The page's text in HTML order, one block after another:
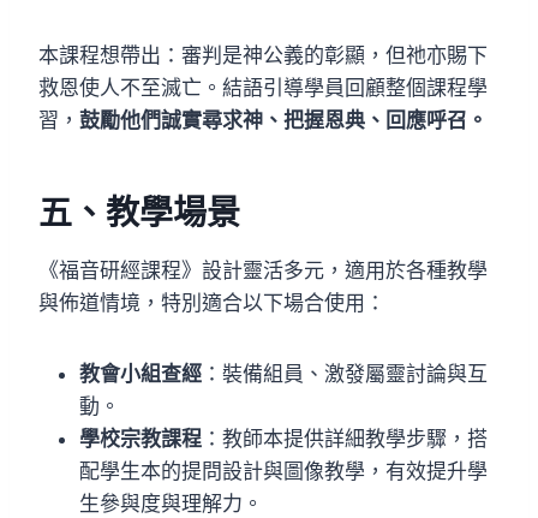
本課程想帶出：審判是神公義的彰顯，但祂亦賜下
救恩使人不至滅亡。結語引導學員回顧整個課程學
習， 鼓勵他們誠實尋求神、把握恩典、回應呼召。
五、教學場景
《福音研經課程》設計靈活多元，適用於各種教學
與佈道情境，特別適合以下場合使用：
教會小組查經 ：裝備組員、激發屬靈討論與互
動。
學校宗教課程 ：教師本提供詳細教學步驟，搭
配學生本的提問設計與圖像教學，有效提升學
生參與度與理解力。